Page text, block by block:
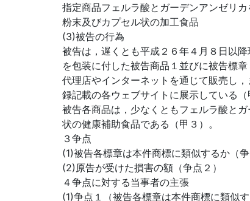
指定商品フェルラ酸とガーデンアンゼリ
粉末及びカプセル状の加工食品
(3)被告の行為
被告は，遅くとも平成２６年４月８日以
を包装に付した被告商品１並びに被告標
代理店やインターネットを通じて販売し
録記載の各ウェブサイトに展示している（
被告各商品は，少なくともフェルラ酸と
状の健康補助食品である（甲３）。
３争点
(1)被告各標章は本件商標に類似するか（争
(2)原告が受けた損害の額（争点２）
４争点に対する当事者の主張
(1)争点１（被告各標章は本件商標に類似